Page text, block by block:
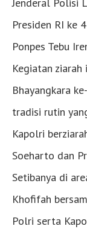
Presiden RI ke
Ponpes Tebu
Kegiatan
Bhayangkara
tradisi rutin
Kapolri
Soeharto dan
Setibanya di
Khofifah
Polri serta